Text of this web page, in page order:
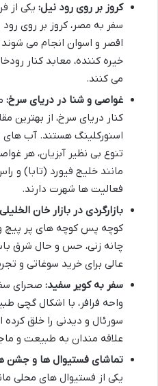
کروز بر روی رود نیل: یکی از
سفر به مصر، کروز بر روی
اقصر و اسوان انجام می
خیره کننده، معابد کنار
می کنند.
غواصی و شنا در دریای سرخ:
کنار دریای سرخ، از بهترین
اسنورکلینگ هستند. آب های
تنوع بی نظیر آبزیان، هر
مانند خلیج فیورد (تابا) و
فعالیت ها شهرت دارند.
بازارگردی در بازار خان
کوچه پس کوچه های پر پیچ
چانه زنی، حس و حال شرق
عالی برای خرید سوغاتی و
سفر به کویر سفید: صحرای
واحه فرافر، با اشکال گچی
سورئال و دیدنی را خلق
علاقه مندان به طبیعت و
تماشای فستیوال ها و جشن
یکی از فستیوال های محلی